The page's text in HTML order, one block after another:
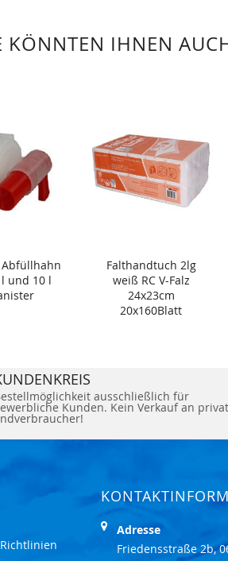
KÖNNTEN IHNEN
Abfüllhahn
und 10 l
Falthandtuch 2lg
weiß RC V-Falz
24x23cm
20x160Blatt
ausschließlich für
Kunden. Kein Verkauf an
Adresse
Friedensstraße 2b,